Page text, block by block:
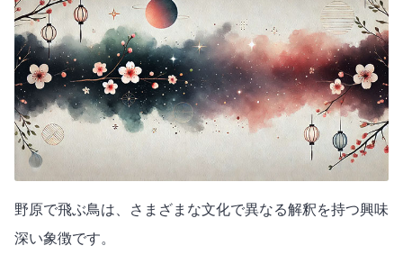
野原で飛ぶ鳥は、さまざまな文化で異なる解釈を持つ興味
深い象徴です。